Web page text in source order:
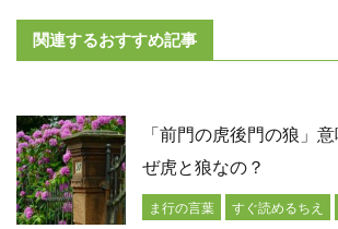
関連するおすすめ記事
「前門の虎後門の狼」
ぜ虎と狼なの？
ま行の言葉 すぐ読めるちえ